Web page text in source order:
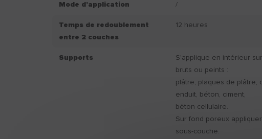
Mode d'application /
Temps de redoublement
entre 2 couches
12 heures
Supports
S'applique en intérieur
bruts ou peints :
plâtre, plaques de plâtre,
enduit, béton, ciment,
béton cellulaire.
Sur fond poreux
sous-couche.